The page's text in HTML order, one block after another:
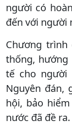
người có
đến với người
Chương
thống,
tế cho người
Nguyên đán,
hội, bảo
nước đã đề ra.